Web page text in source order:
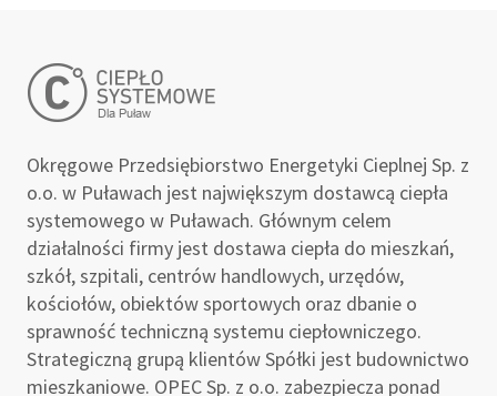
Okręgowe Przedsiębiorstwo Energetyki Cieplnej Sp. z
o.o. w Puławach jest największym dostawcą ciepła
systemowego w Puławach. Głównym celem
działalności firmy jest dostawa ciepła do mieszkań,
szkół, szpitali, centrów handlowych, urzędów,
kościołów, obiektów sportowych oraz dbanie o
sprawność techniczną systemu ciepłowniczego.
Strategiczną grupą klientów Spółki jest budownictwo
mieszkaniowe. OPEC Sp. z o.o. zabezpiecza ponad